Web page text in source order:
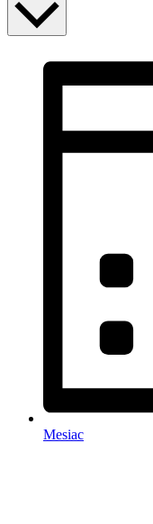
Mesiac